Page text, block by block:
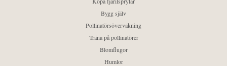
Bygg själv
Pollinatörsövervakning
Träna på pollinatörer
Blomflugor
Humlor